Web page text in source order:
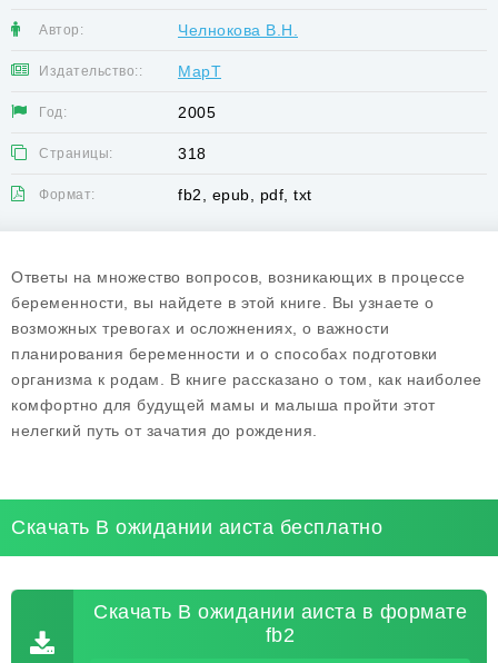
Автор: Челнокова В.Н.
Издательство:: МарТ
Год: 2005
Страницы: 318
Формат: fb2, epub, pdf, txt
Ответы на множество вопросов, возникающих в процессе
беременности, вы найдете в этой книге. Вы узнаете о
возможных тревогах и осложнениях, о важности
планирования беременности и о способах подготовки
организма к родам. В книге рассказано о том, как наиболее
комфортно для будущей мамы и малыша пройти этот
нелегкий путь от зачатия до рождения.
Скачать В ожидании аиста бесплатно
Скачать В ожидании аиста в формате
fb2